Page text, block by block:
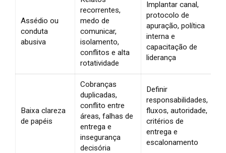
Assédio ou
conduta
abusiva
recorrentes,
medo de
comunicar,
isolamento,
conflitos e alta
rotatividade
Implantar canal,
protocolo de
apuração, política
interna e
capacitação de
liderança
Baixa clareza
de papéis
Cobranças
duplicadas,
conflito entre
áreas, falhas de
entrega e
insegurança
decisória
Definir
responsabilidades,
fluxos, autoridade,
critérios de
entrega e
escalonamento